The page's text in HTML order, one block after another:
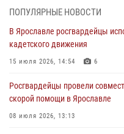
03 августа 2026, 07:24
Ярославские росгвардейцы
более 300 выездов по сигналам
03 августа 2026, 07:09
Росгвардейцы оказали
празднования Дня ВДВ в
03 августа 2026, 06:20
ПОПУЛЯРНЫЕ НОВОСТИ
В Ярославле росгвардейцы
кадетского движения
15 июля 2026, 14:54 6
Росгвардейцы провели
скорой помощи в Ярославле
08 июля 2026, 13:13